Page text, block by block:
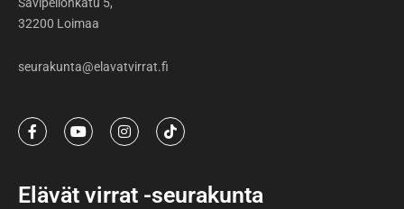
32200 Loimaa
seurakunta@elavatvirrat.fi
F
a
b
o
Y
o
b
I
n
g
T
i
k
Elävät virrat -seurakunta